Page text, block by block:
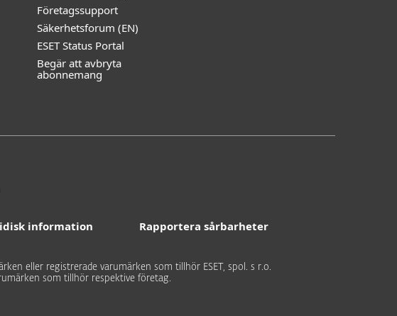
Företagssupport
Säkerhetsforum (EN)
ESET Status Portal
Begär att avbryta
abonnemang
information
Rapportera sårbarheter
eller registrerade varumärken som tillhör ESET, spol. s r.o.
som tillhör respektive företag.